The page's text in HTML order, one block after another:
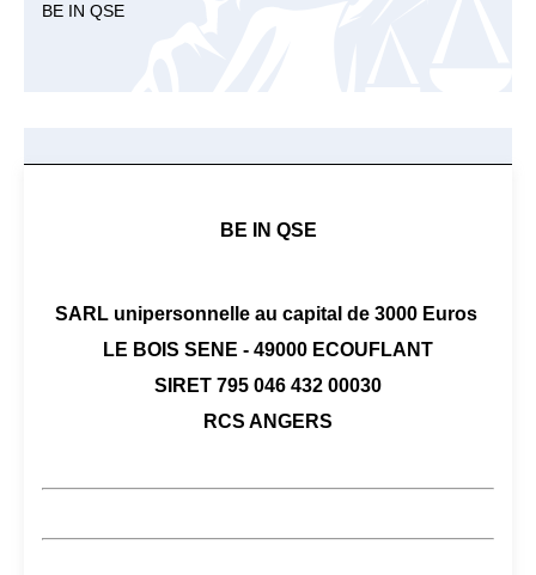
BE IN QSE
BE IN QSE
SARL unipersonnelle au capital de 3000 Euros
LE BOIS SENE - 49000 ECOUFLANT
SIRET 795 046 432 00030
RCS ANGERS